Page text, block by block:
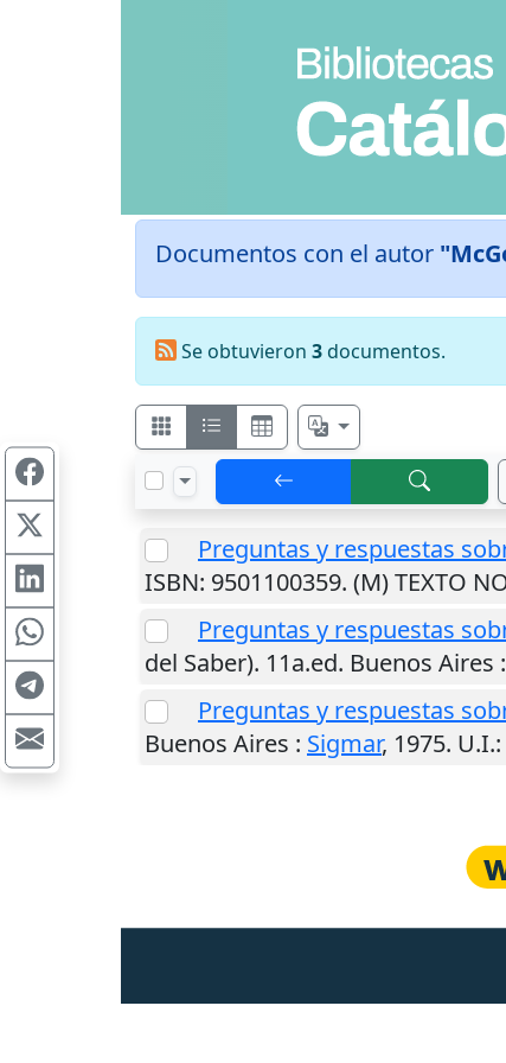
Documentos con el autor
Se obtuvieron 3documentos.
Preguntas y respuestas
ISBN: 9501100359. (M) TEXTO
Preguntas y respuestas
del Saber). 11a.ed. Buenos Aires :
Preguntas y respuestas
Buenos Aires : Sigmar, 1975. U.I.